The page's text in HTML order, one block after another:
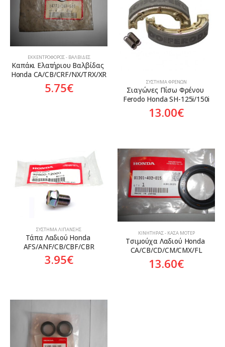
ΕΚΚΕΝΤΡΟΦΌΡΟΣ - ΒΑΛΒΊΔΕΣ
Καπάκι Ελατήριου Βαλβίδας
Honda CA/CB/CRF/NX/TRX/XR
5.75€ ΣΎΣΤΗΜΑ ΦΡΈΝΩΝ
Σιαγώνες Πίσω Φρένου
Ferodo Honda SH-125i/150i
13.00€
ΣΎΣΤΗΜΑ ΛΊΠΑΝΣΗΣ
Τάπα Λαδιού Honda
AFS/ANF/CB/CBF/CBR
3.95€
ΚΙΝΗΤΉΡΑΣ - ΚΆΣΑ ΜΟΤΈΡ
Τσιμούχα Λαδιού Honda
CA/CB/CD/CM/CMX/FL
13.60€